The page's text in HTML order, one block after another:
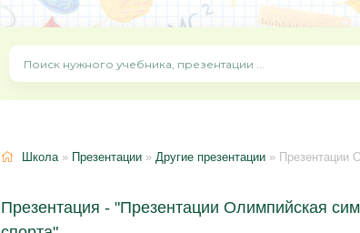
Школа» Презентации » Другие презентации » Презентации
Презентация - "Презентации Олимпийская